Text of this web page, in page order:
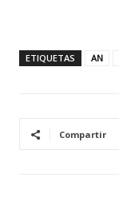
ETIQUETAS AN
Compartir